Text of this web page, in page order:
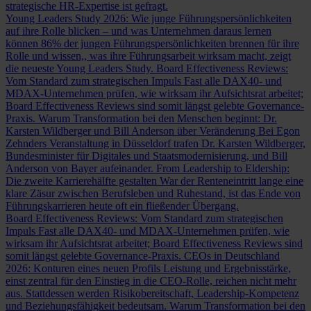
strategische HR-Expertise ist gefragt.
Young Leaders Study 2026: Wie junge Führungspersönlichkeiten
auf ihre Rolle blicken – und was Unternehmen daraus lernen
können 86% der jungen Führungspersönlichkeiten brennen für ihre
Rolle und wissen,, was ihre Führungsarbeit wirksam macht, zeigt
die neueste Young Leaders Study. Board Effectiveness Reviews:
Vom Standard zum strategischen Impuls Fast alle DAX40- und
MDAX-Unternehmen prüfen, wie wirksam ihr Aufsichtsrat arbeitet;
Board Effectiveness Reviews sind somit längst gelebte Governance-
Praxis. Warum Transformation bei den Menschen beginnt: Dr.
Karsten Wildberger und Bill Anderson über Veränderung Bei Egon
Zehnders Veranstaltung in Düsseldorf trafen Dr. Karsten Wildberger,
Bundesminister für Digitales und Staatsmodernisierung, und Bill
Anderson von Bayer aufeinander. From Leadership to Eldership:
Die zweite Karrierehälfte gestalten War der Renteneintritt lange eine
klare Zäsur zwischen Berufsleben und Ruhestand, ist das Ende von
Führungskarrieren heute oft ein fließender Übergang.
Board Effectiveness Reviews: Vom Standard zum strategischen
Impuls Fast alle DAX40- und MDAX-Unternehmen prüfen, wie
wirksam ihr Aufsichtsrat arbeitet; Board Effectiveness Reviews sind
somit längst gelebte Governance-Praxis. CEOs in Deutschland
2026: Konturen eines neuen Profils Leistung und Ergebnisstärke,
einst zentral für den Einstieg in die CEO-Rolle, reichen nicht mehr
aus. Stattdessen werden Risikobereitschaft, Leadership-Kompetenz
und Beziehungsfähigkeit bedeutsam. Warum Transformation bei den